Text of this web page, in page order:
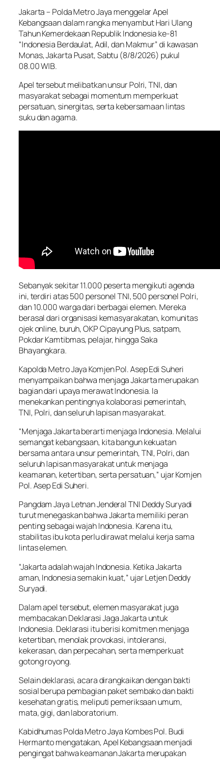
Jakarta – Polda Metro Jaya menggelar Apel
Kebangsaan dalam rangka menyambut Hari Ulang
Tahun Kemerdekaan Republik Indonesia ke-81
“Indonesia Berdaulat, Adil, dan Makmur” di kawasan
Monas, Jakarta Pusat, Sabtu (8/8/2026) pukul
08.00 WIB.
Apel tersebut melibatkan unsur Polri, TNI, dan
masyarakat sebagai momentum memperkuat
persatuan, sinergitas, serta kebersamaan lintas
suku dan agama.
Sebanyak sekitar 11.000 peserta mengikuti agenda
ini, terdiri atas 500 personel TNI, 500 personel Polri,
dan 10.000 warga dari berbagai elemen. Mereka
berasal dari organisasi kemasyarakatan, komunitas
ojek online, buruh, OKP Cipayung Plus, satpam,
Pokdar Kamtibmas, pelajar, hingga Saka
Bhayangkara.
Kapolda Metro Jaya Komjen Pol. Asep Edi Suheri
menyampaikan bahwa menjaga Jakarta merupakan
bagian dari upaya merawat Indonesia. Ia
menekankan pentingnya kolaborasi pemerintah,
TNI, Polri, dan seluruh lapisan masyarakat.
“Menjaga Jakarta berarti menjaga Indonesia. Melalui
semangat kebangsaan, kita bangun kekuatan
bersama antara unsur pemerintah, TNI, Polri, dan
seluruh lapisan masyarakat untuk menjaga
keamanan, ketertiban, serta persatuan,” ujar Komjen
Pol. Asep Edi Suheri.
Pangdam Jaya Letnan Jenderal TNI Deddy Suryadi
turut menegaskan bahwa Jakarta memiliki peran
penting sebagai wajah Indonesia. Karena itu,
stabilitas ibu kota perlu dirawat melalui kerja sama
lintas elemen.
“Jakarta adalah wajah Indonesia. Ketika Jakarta
aman, Indonesia semakin kuat,” ujar Letjen Deddy
Suryadi.
Dalam apel tersebut, elemen masyarakat juga
membacakan Deklarasi Jaga Jakarta untuk
Indonesia. Deklarasi itu berisi komitmen menjaga
ketertiban, menolak provokasi, intoleransi,
kekerasan, dan perpecahan, serta memperkuat
gotong royong.
Selain deklarasi, acara dirangkaikan dengan bakti
sosial berupa pembagian paket sembako dan bakti
kesehatan gratis, meliputi pemeriksaan umum,
mata, gigi, dan laboratorium.
Kabidhumas Polda Metro Jaya Kombes Pol. Budi
Hermanto mengatakan, Apel Kebangsaan menjadi
pengingat bahwa keamanan Jakarta merupakan